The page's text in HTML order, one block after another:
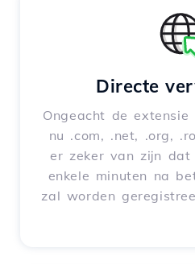
Directe
Ongeacht de
nu .com, .net, .org,
er zeker van zijn dat
enkele minuten na
zal worden